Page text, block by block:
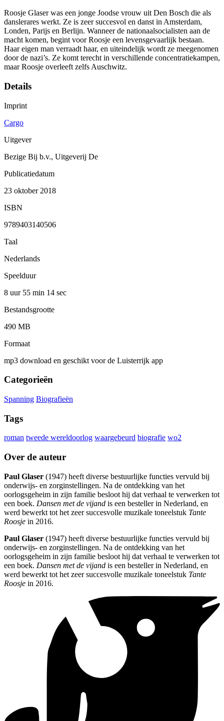
Roosje Glaser was een jonge Joodse vrouw uit Den Bosch die als
danslerares werkt. Ze is zeer succesvol en danst in Amsterdam,
Londen, Parijs en Berlijn. Wanneer de nationaalsocialisten aan de
macht komen, begint voor Roosje een levensgevaarlijk bestaan.
Haar eigen man verraadt haar, en uiteindelijk wordt ze meegenomen
door de nazi’s. Ze komt terecht in verschillende concentratiekampen,
maar Roosje overleeft zelfs Auschwitz.
Details
Imprint
Cargo
Uitgever
Bezige Bij b.v., Uitgeverij De
Publicatiedatum
23 oktober 2018
ISBN
9789403140506
Taal
Nederlands
Speelduur
8 uur 55 min 14 sec
Bestandsgrootte
490 MB
Formaat
mp3 download en geschikt voor de Luisterrijk app
Categorieën
Spanning Biografieën
Tags
roman tweede wereldoorlog waargebeurd biografie wo2
Over de auteur
Paul Glaser (1947) heeft diverse bestuurlijke functies vervuld bij
onderwijs- en zorginstellingen. Na de ontdekking van het
oorlogsgeheim in zijn familie besloot hij dat verhaal te verwerken tot
een boek. Dansen met de vijand is een besteller in Nederland, en
werd bewerkt tot het zeer succesvolle muzikale toneelstuk Tante
Roosje in 2016.
Paul Glaser (1947) heeft diverse bestuurlijke functies vervuld bij
onderwijs- en zorginstellingen. Na de ontdekking van het
oorlogsgeheim in zijn familie besloot hij dat verhaal te verwerken tot
een boek. Dansen met de vijand is een besteller in Nederland, en
werd bewerkt tot het zeer succesvolle muzikale toneelstuk Tante
Roosje in 2016.